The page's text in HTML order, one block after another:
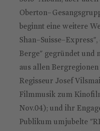
beginnt eine weitere
Berge" gegrün­det und
aus allen
Regisseur Josef
Filmmusik zum
Nov.04); und ihr
Publikum umjubelte